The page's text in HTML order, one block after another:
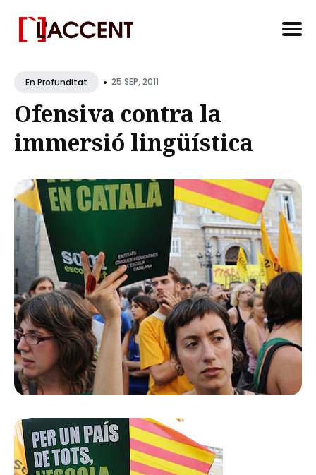
for
Blog
En Profunditat • 25 SEP, 2011
Ofensiva contra la
immersió lingüística